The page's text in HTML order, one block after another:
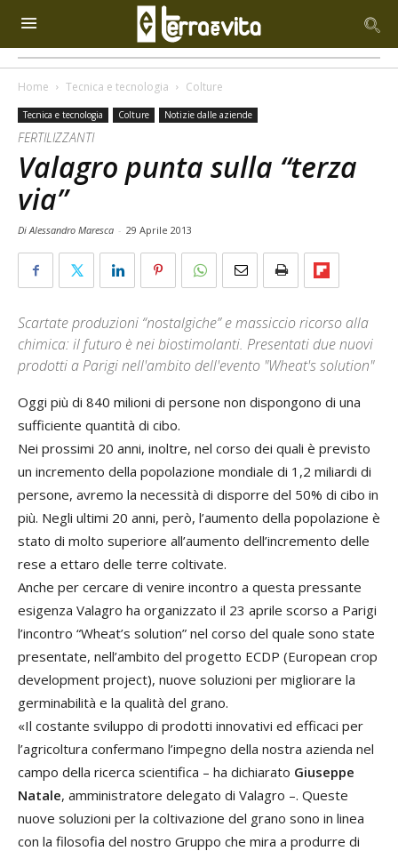
Home Tecnica e tecnologia Colture
Tecnica e tecnologia Colture Notizie dalle aziende
FERTILIZZANTI
Valagro punta sulla “terza
via”
Di Alessandro Maresca - 29 Aprile 2013
Scartate produzioni “nostalgiche” e massiccio ricorso alla
chimica: il futuro è nei biostimolanti. Presentati due nuovi
prodotti a Parigi nell'ambito dell'evento "Wheat's solution"
Oggi più di 840 milioni di persone non dispongono di una
sufficiente quantità di cibo.
Nei prossimi 20 anni, inoltre, nel corso dei quali è previsto
un incremento della popolazione mondiale di 1,2 miliardi di
persone, avremo la necessità di disporre del 50% di cibo in
più. Negli ultimi 20 anni, però, l’aumento della popolazione è
stato di molto superiore all’aumento dell’incremento delle
rese a ettaro delle terre coltivate.
Anche per cercare di venire incontro a questa pressante
esigenza Valagro ha organizzato il 23 aprile scorso a Parigi
l’incontro “Wheat’s solution” nel corso del quale sono state
presentate, nell’ambito del progetto ECDP (European crop
development project), nuove soluzioni per migliorare la
germinabilità e la qualità del grano.
«Il costante sviluppo di prodotti innovativi ed efficaci per
l’agricoltura confermano l’impegno della nostra azienda nel
campo della ricerca scientifica – ha dichiarato Giuseppe
Natale, amministratore delegato di Valagro –. Queste
nuove soluzioni per la coltivazione del grano sono in linea
con la filosofia del nostro Gruppo che mira a produrre di